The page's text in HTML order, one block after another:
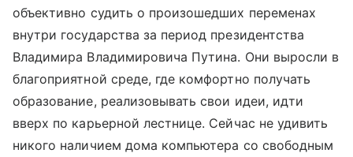
объективно судить о произошедших переменах
внутри государства за период президентства
Владимира Владимировича Путина. Они выросли в
благоприятной среде, где комфортно получать
образование, реализовывать свои идеи, идти
вверх по карьерной лестнице. Сейчас не удивить
никого наличием дома компьютера со свободным